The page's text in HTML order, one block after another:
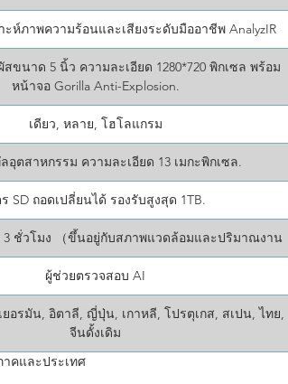
ห์ภาพความร้อนและเสียงระดับมืออาชีพ AnalyzIR
ขนาด 5 นิ้ว ความละเอียด 1280*720 พิกเซล พร้อม
หน้าจอ Gorilla Anti-Explosion.
เดียว, หลาย, โฮโลแกรม
อุตสาหกรรม ความละเอียด 13 เมกะพิกเซล.
SD ถอดเปลี่ยนได้ รองรับสูงสุด 1TB.
3 ชั่วโมง （ขึ้นอยู่กับสภาพแวดล้อมและปริมาณงาน
ผู้ช่วยตรวจสอบ AI
ยอรมัน, อิตาลี, ญี่ปุ่น, เกาหลี, โปรตุเกส, สเปน, ไทย,
จีนดั้งเดิม
คและประเทศ